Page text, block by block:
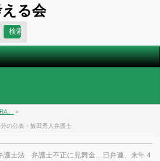
る会
」 »
の公表・飯田秀人弁護士
護士法
弁護士不正に見舞金…日弁連、来年４